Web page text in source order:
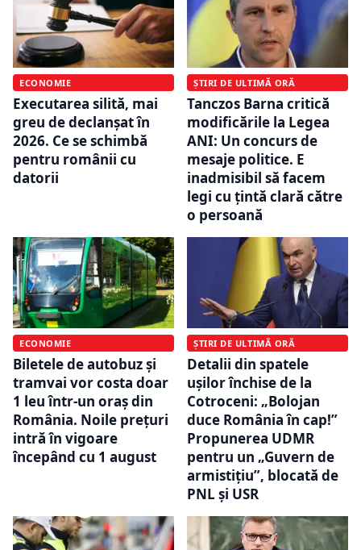
ECONOMIE
Executarea silită, mai
greu de declanșat în
2026. Ce se schimbă
pentru românii cu
datorii
ȘTIRI DE ULTIMĂ ORĂ
Tanczos Barna critică
modificările la Legea
ANI: Un concurs de
mesaje politice. E
inadmisibil să facem
legi cu țintă clară către
o persoană
ECONOMIE
Biletele de autobuz și
tramvai vor costa doar
1 leu într-un oraș din
România. Noile prețuri
intră în vigoare
începând cu 1 august
ȘTIRI DE ULTIMĂ ORĂ
Detalii din spatele
ușilor închise de la
Cotroceni: „Bolojan
duce România în cap!”
Propunerea UDMR
pentru un „Guvern de
armistițiu”, blocată de
PNL și USR